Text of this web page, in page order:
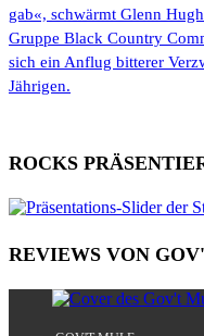
gab«, schwärmt Glenn
Gruppe Black Country
sich ein Anflug bitterer
Jährigen.
ROCKS
REVIEWS VON